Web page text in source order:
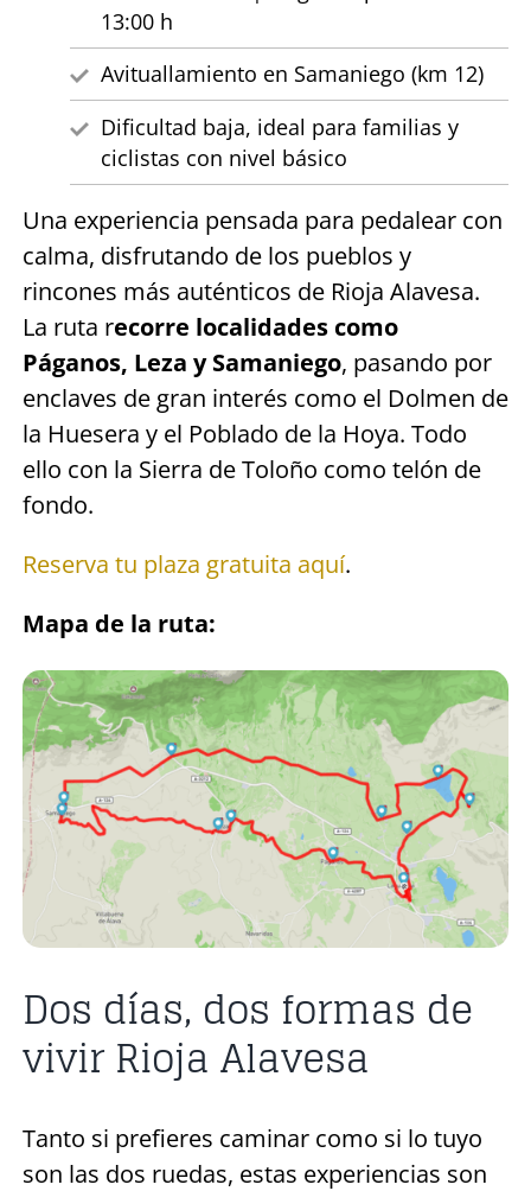
13:00 h
Avituallamiento en Samaniego (km 12)
Dificultad baja, ideal para familias y
ciclistas con nivel básico
Una experiencia pensada para pedalear con
calma, disfrutando de los pueblos y
rincones más auténticos de Rioja Alavesa.
La ruta recorre localidades como
Páganos, Leza y Samaniego, pasando por
enclaves de gran interés como el Dolmen de
la Huesera y el Poblado de la Hoya. Todo
ello con la Sierra de Toloño como telón de
fondo.
Reserva tu plaza gratuita aquí.
Mapa de la ruta:
Dos días, dos formas de
vivir Rioja Alavesa
Tanto si prefieres caminar como si lo tuyo
son las dos ruedas, estas experiencias son